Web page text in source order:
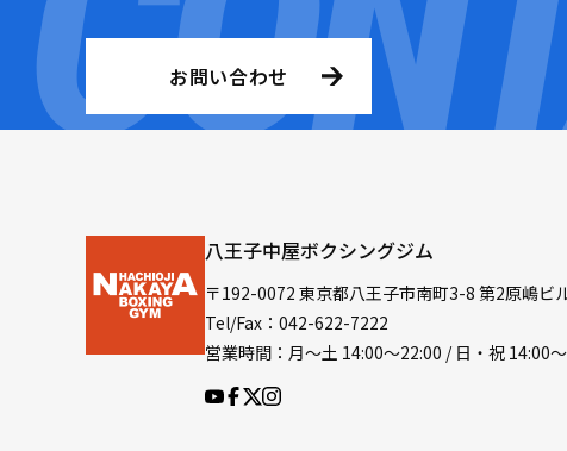
お問い合わせ
八王子中屋ボクシングジム
〒192-0072 東京都八王子市南町3-8 第2原嶋ビ
Tel/Fax：042-622-7222
営業時間：月〜土 14:00〜22:00 / 日・祝 14:00